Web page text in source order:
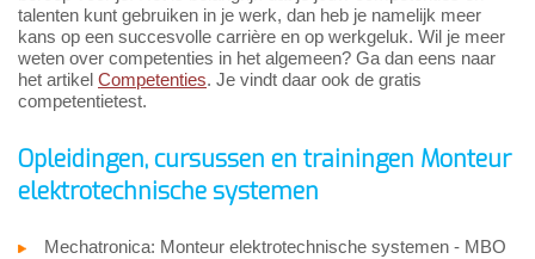
talenten kunt gebruiken in je werk, dan heb je namelijk meer
kans op een succesvolle carrière en op werkgeluk. Wil je meer
weten over competenties in het algemeen? Ga dan eens naar
het artikel Competenties. Je vindt daar ook de gratis
competentietest.
Opleidingen, cursussen en trainingen Monteur
elektrotechnische systemen
Mechatronica: Monteur elektrotechnische systemen - MBO